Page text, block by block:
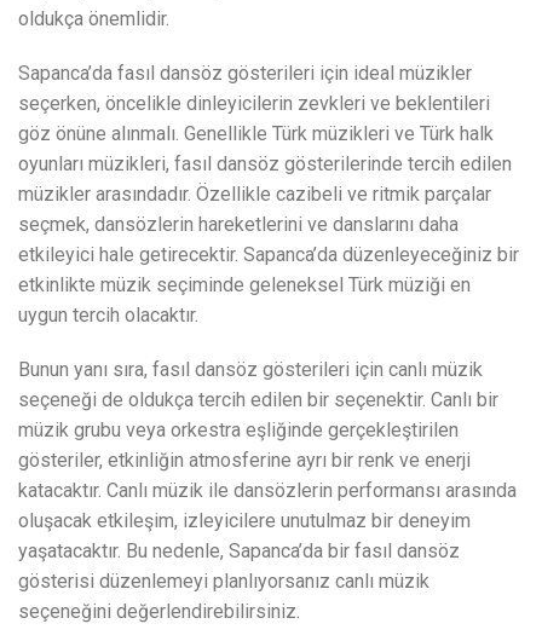
oldukça önemlidir.
Sapanca’da fasıl dansöz gösterileri için ideal müzikler
seçerken, öncelikle dinleyicilerin zevkleri ve beklentileri
göz önüne alınmalı. Genellikle Türk müzikleri ve Türk halk
oyunları müzikleri, fasıl dansöz gösterilerinde tercih edilen
müzikler arasındadır. Özellikle cazibeli ve ritmik parçalar
seçmek, dansözlerin hareketlerini ve danslarını daha
etkileyici hale getirecektir. Sapanca’da düzenleyeceğiniz bir
etkinlikte müzik seçiminde geleneksel Türk müziği en
uygun tercih olacaktır.
Bunun yanı sıra, fasıl dansöz gösterileri için canlı müzik
seçeneği de oldukça tercih edilen bir seçenektir. Canlı bir
müzik grubu veya orkestra eşliğinde gerçekleştirilen
gösteriler, etkinliğin atmosferine ayrı bir renk ve enerji
katacaktır. Canlı müzik ile dansözlerin performansı arasında
oluşacak etkileşim, izleyicilere unutulmaz bir deneyim
yaşatacaktır. Bu nedenle, Sapanca’da bir fasıl dansöz
gösterisi düzenlemeyi planlıyorsanız canlı müzik
seçeneğini değerlendirebilirsiniz.